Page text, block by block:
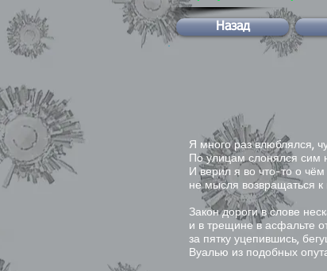
Назад
Я много раз влюблялся,
По улицам слонялся сим
И верил я во что-то о
не мысля возвращаться
Закон дороги в слове
и в трещине в асфальте
за пятку уцепившись,
Вуалью из подобных